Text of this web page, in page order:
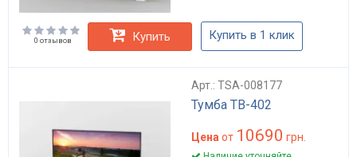
0 отзывов Купить Купить в 1 клик
Арт.: TSA-008177
Тумба ТВ-402
Цена от 10690 грн.